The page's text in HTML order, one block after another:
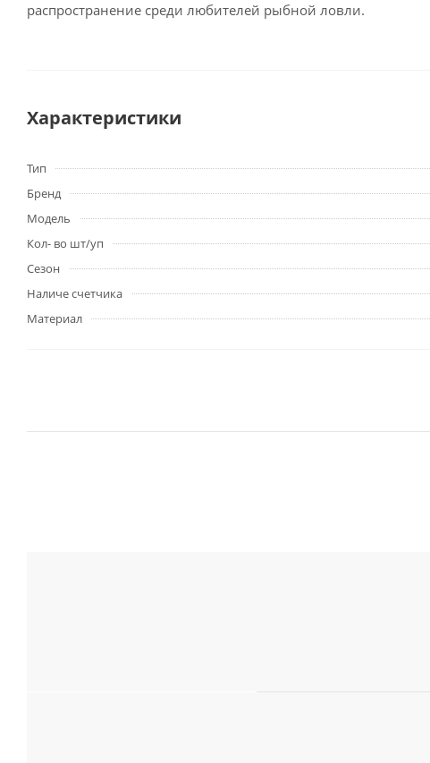
распространение среди любителей рыбной ловли.
Характеристики
Тип
Бренд
Модель
Кол- во шт/уп
Сезон
Наличе счетчика
Материал